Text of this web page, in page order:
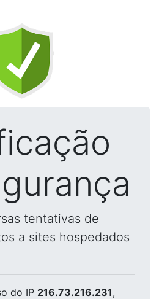
tentativas de
a sites hospedados
do IP 216.73.216.231,